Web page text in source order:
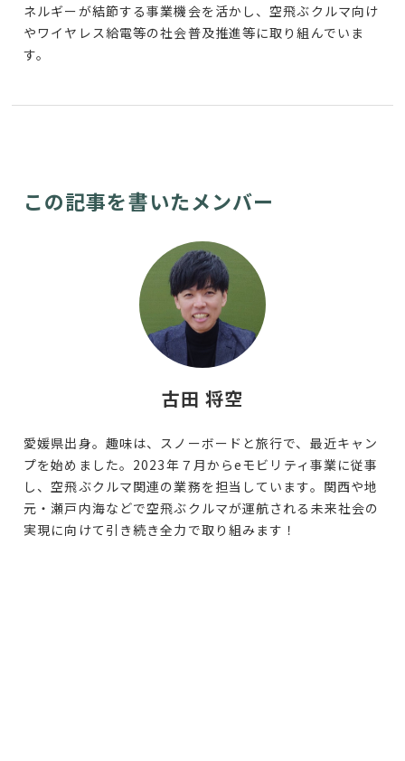
ネルギーが結節する事業機会を活かし、空飛ぶクルマ向け
やワイヤレス給電等の社会普及推進等に取り組んでいま
す。
この記事を書いたメンバー
古田 将空
愛媛県出身。趣味は、スノーボードと旅行で、最近キャン
プを始めました。2023年７月からeモビリティ事業に従事
し、空飛ぶクルマ関連の業務を担当しています。関西や地
元・瀬戸内海などで空飛ぶクルマが運航される未来社会の
実現に向けて引き続き全力で取り組みます！